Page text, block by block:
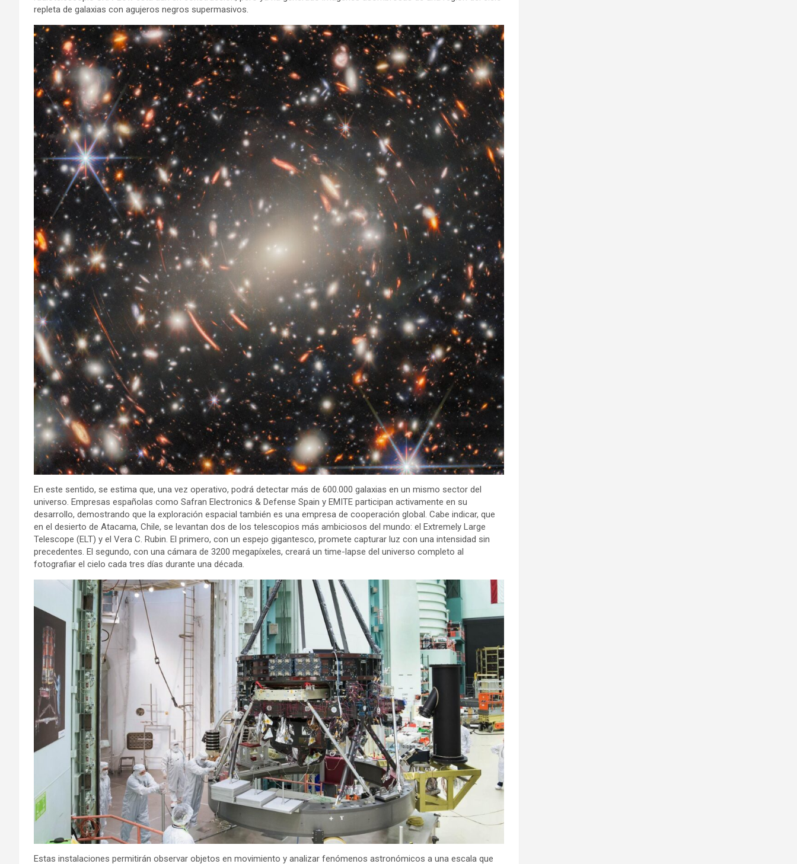
repleta de galaxias con agujeros negros supermasivos.
En este sentido, se estima que, una vez operativo, podrá detectar más de 600.000 galaxias en un mismo sector del
universo. Empresas españolas como Safran Electronics & Defense Spain y EMITE participan activamente en su
desarrollo, demostrando que la exploración espacial también es una empresa de cooperación global. Cabe indicar, que
en el desierto de Atacama, Chile, se levantan dos de los telescopios más ambiciosos del mundo: el Extremely Large
Telescope (ELT) y el Vera C. Rubin. El primero, con un espejo gigantesco, promete capturar luz con una intensidad sin
precedentes. El segundo, con una cámara de 3200 megapíxeles, creará un time-lapse del universo completo al
fotografiar el cielo cada tres días durante una década.
Estas instalaciones permitirán observar objetos en movimiento y analizar fenómenos astronómicos a una escala que